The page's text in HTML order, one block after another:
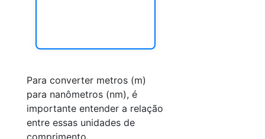
Para converter metros (m)
para nanômetros (nm), é
importante entender a relação
entre essas unidades de
comprimento.